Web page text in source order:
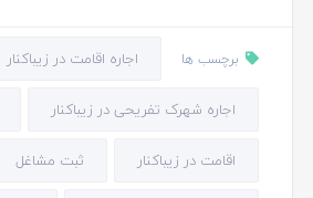
برچسب ها اجاره اقامت در زیباکنار
اجاره شهرک تفریحی در زیباکنار
اقامت در زیباکنار ثبت مشاغل